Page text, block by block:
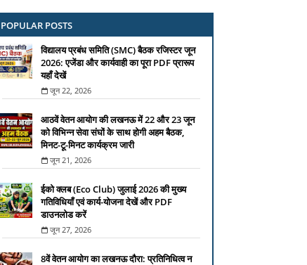
POPULAR POSTS
विद्यालय प्रबंध समिति (SMC) बैठक रजिस्टर जून
2026: एजेंडा और कार्यवाही का पूरा PDF प्रारूप
यहाँ देखें
जून 22, 2026
आठवें वेतन आयोग की लखनऊ में 22 और 23 जून
को विभिन्न सेवा संघों के साथ होगी अहम बैठक,
मिनट-टू-मिनट कार्यक्रम जारी
जून 21, 2026
ईको क्लब (Eco Club) जुलाई 2026 की मुख्य
गतिविधियाँ एवं कार्य-योजना देखें और PDF
डाउनलोड करें
जून 27, 2026
8वें वेतन आयोग का लखनऊ दौरा: प्रतिनिधित्व न